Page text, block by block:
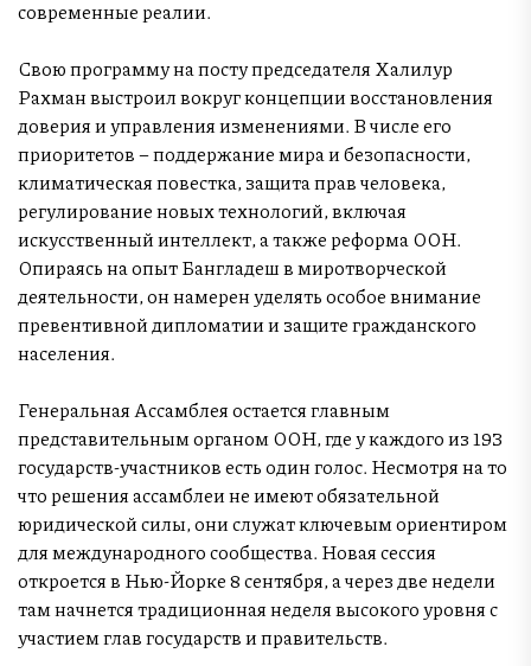
современные реалии.
Свою программу на посту председателя Халилур
Рахман выстроил вокруг концепции восстановления
доверия и управления изменениями. В числе его
приоритетов – поддержание мира и безопасности,
климатическая повестка, защита прав человека,
регулирование новых технологий, включая
искусственный интеллект, а также реформа ООН.
Опираясь на опыт Бангладеш в миротворческой
деятельности, он намерен уделять особое внимание
превентивной дипломатии и защите гражданского
населения.
Генеральная Ассамблея остается главным
представительным органом ООН, где у каждого из 193
государств-участников есть один голос. Несмотря на то
что решения ассамблеи не имеют обязательной
юридической силы, они служат ключевым ориентиром
для международного сообщества. Новая сессия
откроется в Нью-Йорке 8 сентября, а через две недели
там начнется традиционная неделя высокого уровня с
участием глав государств и правительств.